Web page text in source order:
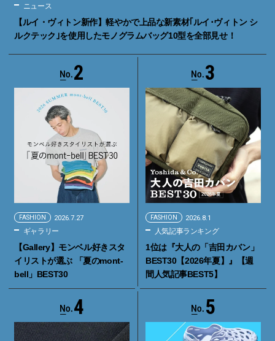
ニュース
【ルイ・ヴィトン新作】軽やかで上品な新素材｢ルイ･ヴィトン シ
ルクテック｣を使用したモノグラムバッグ10型を全部見せ！
2
FASHION 2026.7.27
ギャラリー
【Gallery】モンベル好きスタ
イリストが選ぶ 「夏のmont-
bell」BEST30
3
FASHION 2026.8.1
人気記事ランキング
1位は『大人の「吉田カバン」
BEST30【2026年夏】』【週
間人気記事BEST5】
4 5